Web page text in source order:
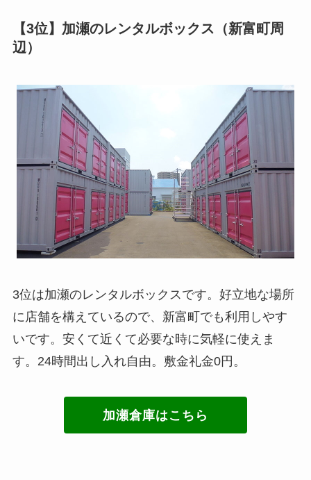
【3位】加瀬のレンタルボックス（新富町周
辺）
3位は加瀬のレンタルボックスです。好立地な場所
に店舗を構えているので、新富町でも利用しやす
いです。安くて近くて必要な時に気軽に使えま
す。24時間出し入れ自由。敷金礼金0円。
加瀬倉庫はこちら